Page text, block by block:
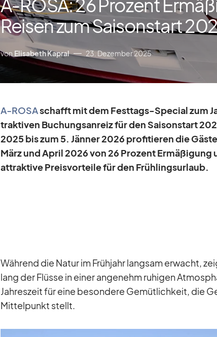
A‑ROSA: 26 Prozent
Reisen zum Saisonstart
von Elisabeth Kapral 23. Dezember 2025
A‑ROSAschafft mit dem Fest­tags-Spe­cial zum
trak­ti­ven Bu­chungs­an­reiz für den Sai­son­start
2025 bis zum 5. Jän­ner 2026 pro­fi­tie­ren die
März und April 2026 von 26 Pro­zent Er­mä­ßi­gung
at­trak­tive Preis­vor­teile für den Früh­lings­ur­laub.
Wäh­rend die Na­tur im Früh­jahr lang­sam er­wacht,
lang der Flüsse in ei­ner an­ge­nehm ru­hi­gen
Jah­res­zeit für eine be­son­dere Ge­müt­lich­keit, die
Mit­tel­punkt stellt.